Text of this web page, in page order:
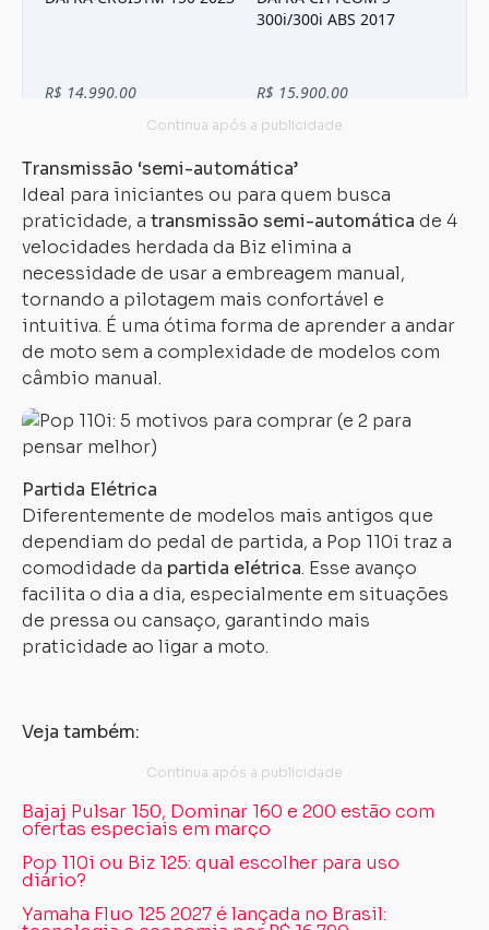
Transmissão ‘semi-automática’
Ideal para iniciantes ou para quem busca
praticidade, a transmissão semi-automática de 4
velocidades herdada da Biz elimina a
necessidade de usar a embreagem manual,
tornando a pilotagem mais confortável e
intuitiva. É uma ótima forma de aprender a andar
de moto sem a complexidade de modelos com
câmbio manual.
Partida Elétrica
Diferentemente de modelos mais antigos que
dependiam do pedal de partida, a Pop 110i traz a
comodidade da partida elétrica. Esse avanço
facilita o dia a dia, especialmente em situações
de pressa ou cansaço, garantindo mais
praticidade ao ligar a moto.
Veja também:
Bajaj Pulsar 150, Dominar 160 e 200 estão com
ofertas especiais em março
Pop 110i ou Biz 125: qual escolher para uso
diário?
Yamaha Fluo 125 2027 é lançada no Brasil: